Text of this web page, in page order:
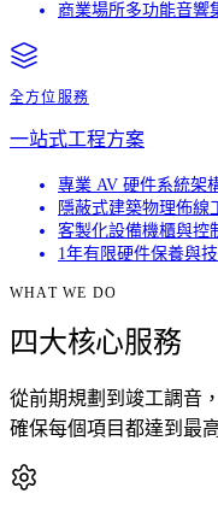
商業場所多功能音響
全方位服務
一站式工程方案
專業 AV 硬件系統架
隱蔽式建築物理佈線
客製化設備機櫃與控
1年有限硬件保養與
WHAT WE DO
四大核心服務
從前期規劃到竣工調音
確保每個項目都達到最